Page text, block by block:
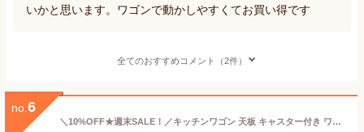
いかと思います。ワゴンで動かしやすくてお買い得です
全てのおすすめコメント（2件）
no. 6
＼10%OFF★週末SALE！／キッチンワゴン 天板 キャスター付き ワゴン スチール 収納ラック 大容量 収納 マルチワゴン ラック 北欧風 隙間収納 バスケットトローリー キッチンストッカー おしゃれ 作業台 レンジ台 スチールラック サイドワゴン 天板付き ベビーワゴン